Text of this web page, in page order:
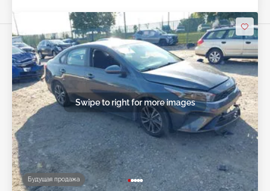
Будущая продажа
Swipe to right for more images